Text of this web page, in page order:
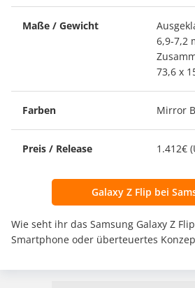
Maße / Gewicht
6,9-7,2
73,6 x
Farben Mirror
Preis / Release 1.412€
Galaxy Z Flip bei
Wie seht ihr das Samsung Galaxy Z
Smartphone oder überteuertes